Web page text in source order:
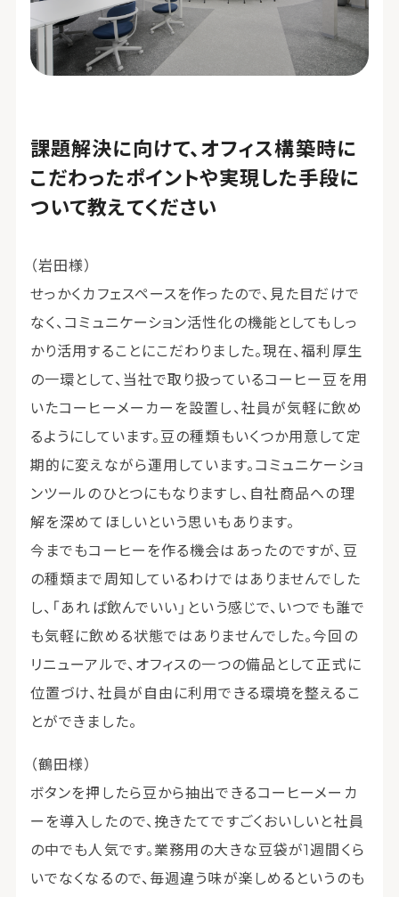
課題解決に向けて、オフィス構築時に
こだわったポイントや実現した手段に
ついて教えてください
（岩田様）
せっかくカフェスペースを作ったので、見た目だけで
なく、コミュニケーション活性化の機能としてもしっ
かり活用することにこだわりました。現在、福利厚生
の一環として、当社で取り扱っているコーヒー豆を用
いたコーヒーメーカーを設置し、社員が気軽に飲め
るようにしています。豆の種類もいくつか用意して定
期的に変えながら運用しています。コミュニケーショ
ンツールのひとつにもなりますし、自社商品への理
解を深めてほしいという思いもあります。
今までもコーヒーを作る機会はあったのですが、豆
の種類まで周知しているわけではありませんでした
し、「あれば飲んでいい」という感じで、いつでも誰で
も気軽に飲める状態ではありませんでした。今回の
リニューアルで、オフィスの一つの備品として正式に
位置づけ、社員が自由に利用できる環境を整えるこ
とができました。
（鶴田様）
ボタンを押したら豆から抽出できるコーヒーメーカ
ーを導入したので、挽きたてですごくおいしいと社員
の中でも人気です。業務用の大きな豆袋が1週間くら
いでなくなるので、毎週違う味が楽しめるというのも